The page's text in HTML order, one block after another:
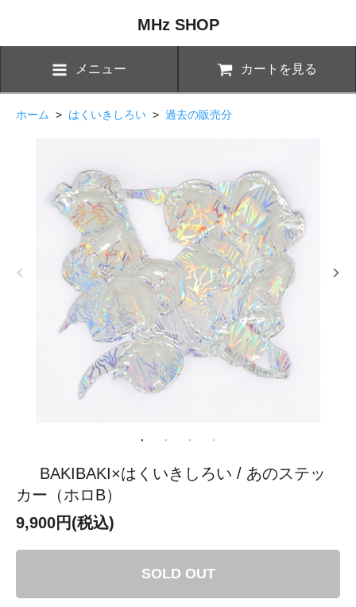
MHz SHOP
メニュー カートを見る
ホーム > はくいきしろい > 過去の販売分
BAKIBAKI×はくいきしろい / あのステッ
カー（ホロB）
9,900円(税込)
SOLD OUT